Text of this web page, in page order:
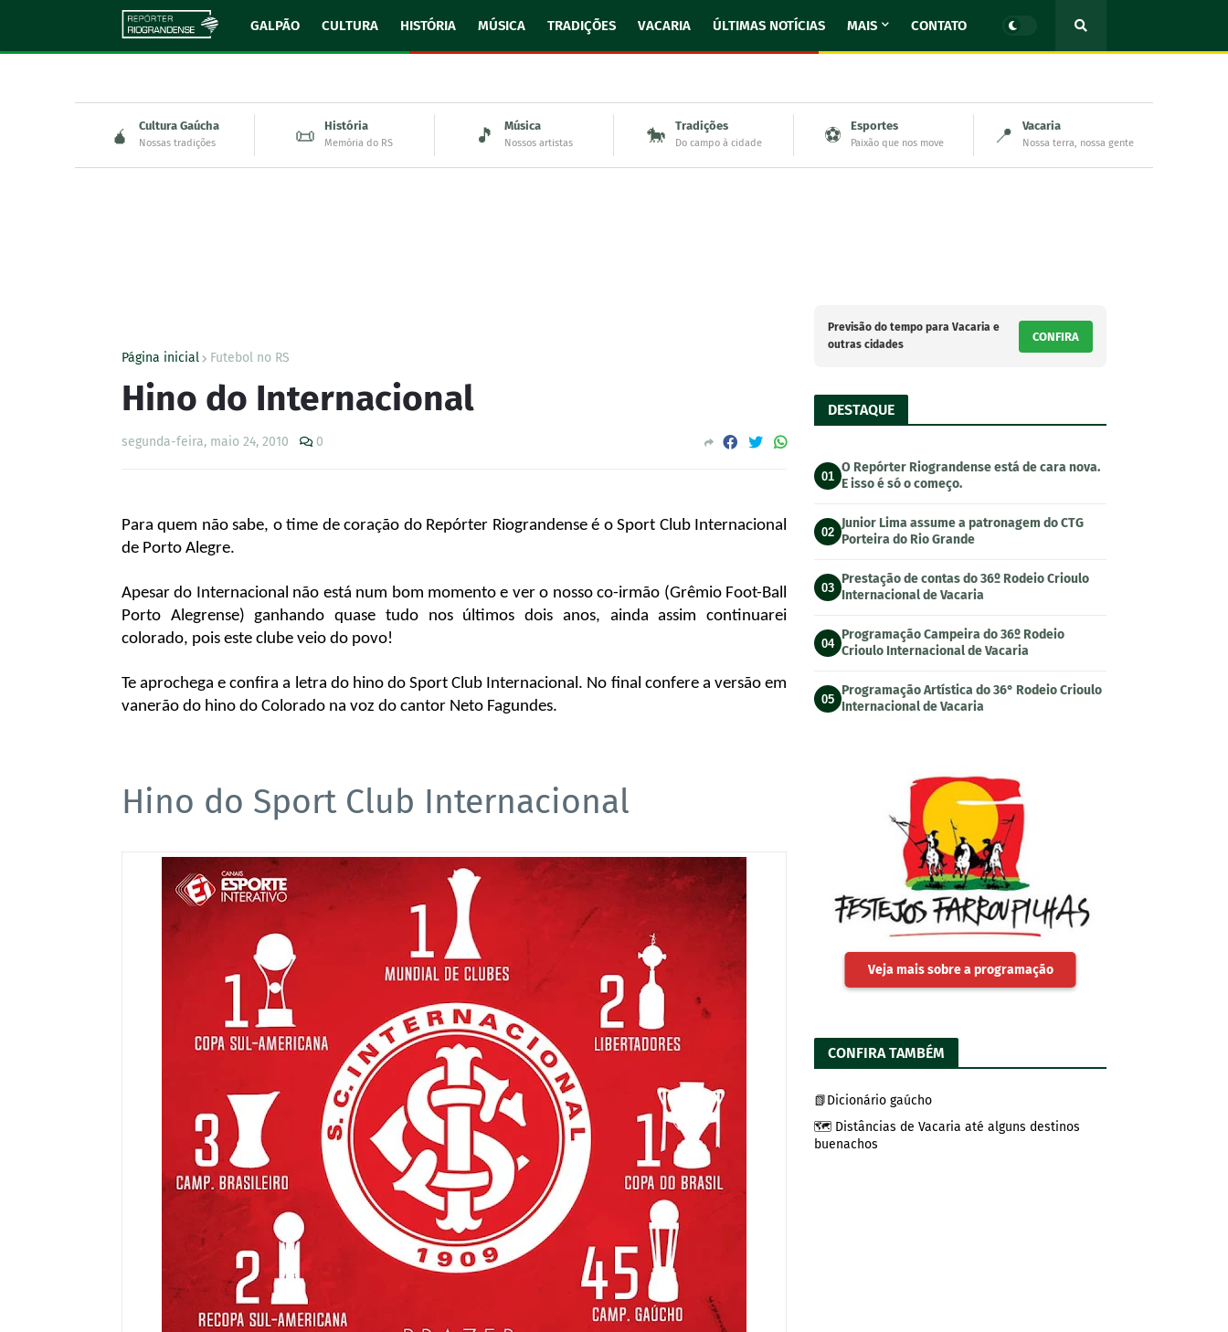
GALPÃO CULTURA HISTÓRIA MÚSICA TRADIÇÕES VACARIA ÚLTIMAS NOTÍCIAS MAIS CONTATO
🧉 Cultura Gaúcha
Nossas tradições 📜 História
Memória do RS 🎵 Música
Nossos artistas 🐎 Tradições
Do campo à cidade ⚽ Esportes
Paixão que nos move 📍 Vacaria
Nossa terra, nossa gente
Página inicial Futebol no RS
Hino do Internacional
segunda-feira, maio 24, 2010 0
Para quem não sabe, o time de coração do Repórter Riograndense é o Sport Club Internacional
de Porto Alegre.
Apesar do Internacional não está num bom momento e ver o nosso co-irmão (Grêmio Foot-Ball
Porto Alegrense) ganhando quase tudo nos últimos dois anos, ainda assim continuarei
colorado, pois este clube veio do povo!
Te aprochega e confira a letra do hino do Sport Club Internacional. No final confere a versão em
vanerão do hino do Colorado na voz do cantor Neto Fagundes.
Hino do Sport Club Internacional
Previsão do tempo para Vacaria e
outras cidades
CONFIRA
DESTAQUE
01
O Repórter Riograndense está de cara nova.
E isso é só o começo.
02
Junior Lima assume a patronagem do CTG
Porteira do Rio Grande
03
Prestação de contas do 36º Rodeio Crioulo
Internacional de Vacaria
04
Programação Campeira do 36º Rodeio
Crioulo Internacional de Vacaria
05
Programação Artística do 36° Rodeio Crioulo
Internacional de Vacaria
Veja mais sobre a programação
CONFIRA TAMBÉM
📗Dicionário gaúcho
🗺️ Distâncias de Vacaria até alguns destinos
buenachos